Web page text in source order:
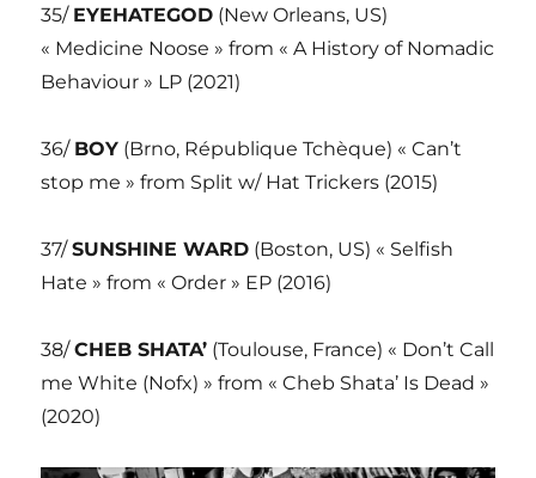
35/ EYEHATEGOD (New Orleans, US)
« Medicine Noose » from « A History of Nomadic
Behaviour » LP (2021)
36/ BOY (Brno, République Tchèque) « Can’t
stop me » from Split w/ Hat Trickers (2015)
37/SUNSHINE WARD (Boston, US) « Selfish
Hate » from « Order » EP (2016)
38/CHEB SHATA’ (Toulouse, France) « Don’t Call
me White (Nofx) » from « Cheb Shata’ Is Dead »
(2020)